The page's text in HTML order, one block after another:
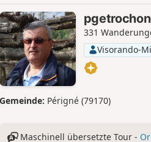
pgetrochon
331
Visorando-
Gemeinde: Périgné (79170)
Maschinell übersetzte Tour -